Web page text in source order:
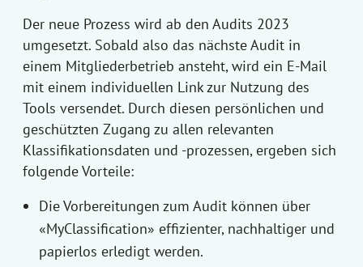
Der neue Prozess wird ab den Audits 2023
umgesetzt. Sobald also das nächste Audit in
einem Mitgliederbetrieb ansteht, wird ein E-Mail
mit einem individuellen Link zur Nutzung des
Tools versendet. Durch diesen persönlichen und
geschützten Zugang zu allen relevanten
Klassifikationsdaten und -prozessen, ergeben sich
folgende Vorteile:
Die Vorbereitungen zum Audit können über
«MyClassification» effizienter, nachhaltiger und
papierlos erledigt werden.